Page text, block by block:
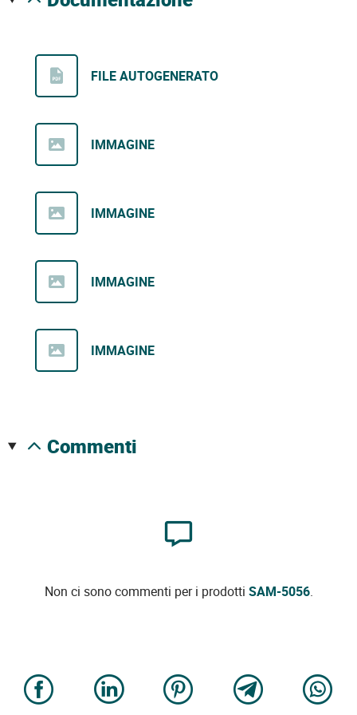
FILE AUTOGENERATO
IMMAGINE
IMMAGINE
IMMAGINE
IMMAGINE
commenti
Non ci sono commenti per i prodotti SAM-5056.